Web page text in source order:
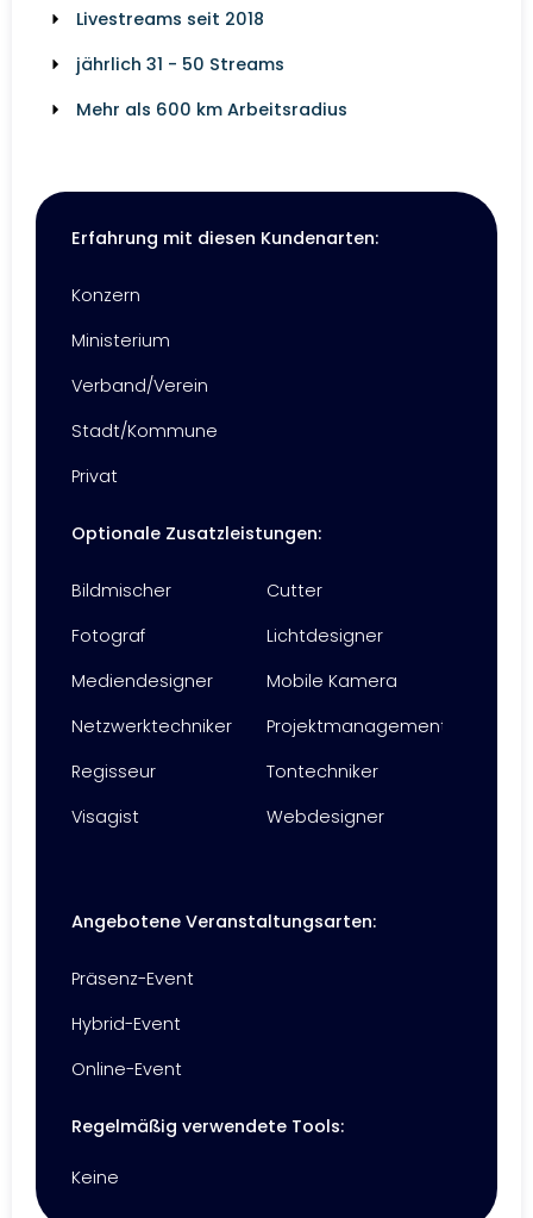
Livestreams seit 2018
jährlich 31 - 50 Streams
Mehr als 600 km Arbeitsradius
Erfahrung mit diesen Kundenarten:
Konzern
Ministerium
Verband/Verein
Stadt/Kommune
Privat
Optionale Zusatzleistungen:
Bildmischer
Cutter
Fotograf
Lichtdesigner
Mediendesigner
Mobile Kamera
Netzwerktechniker
Projektmanagement
Regisseur
Tontechniker
Visagist
Webdesigner
Angebotene Veranstaltungsarten:
Präsenz-Event
Hybrid-Event
Online-Event
Regelmäßig verwendete Tools:
Keine